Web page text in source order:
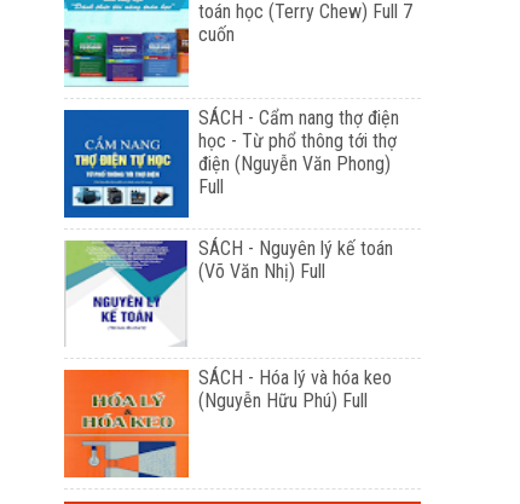
toán học (Terry Chew) Full 7
cuốn
SÁCH - Cẩm nang thợ điện
học - Từ phổ thông tới thợ
điện (Nguyễn Văn Phong)
Full
SÁCH - Nguyên lý kế toán
(Võ Văn Nhị) Full
SÁCH - Hóa lý và hóa keo
(Nguyễn Hữu Phú) Full